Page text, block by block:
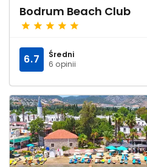
Bodrum Beach Club
Średni
6 opinii
6.7